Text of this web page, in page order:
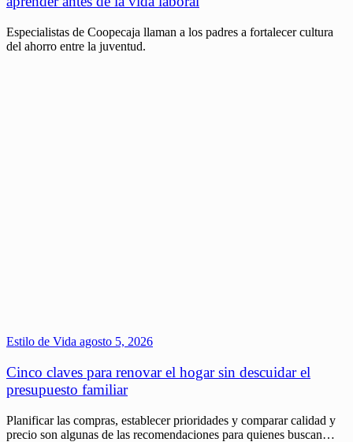
Especialistas de Coopecaja llaman a los padres a fortalecer cultura
del ahorro entre la juventud.
Estilo de Vida agosto 5, 2026
Cinco claves para renovar el hogar sin descuidar el
presupuesto familiar
Planificar las compras, establecer prioridades y comparar calidad y
precio son algunas de las recomendaciones para quienes buscan…